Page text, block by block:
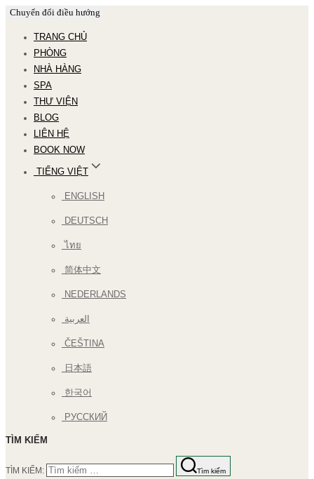
Chuyển đổi điều hướng
TRANG CHỦ
PHÒNG
NHÀ HÀNG
SPA
THƯ VIỆN
BLOG
LIÊN HỆ
BOOK NOW
TIẾNG VIỆT
ENGLISH
DEUTSCH
ไทย
简体中文
NEDERLANDS
العربية
ČEŠTINA
日本語
한국어
РУССКИЙ
TÌM KIẾM
TÌM KIẾM: Tìm kiếm